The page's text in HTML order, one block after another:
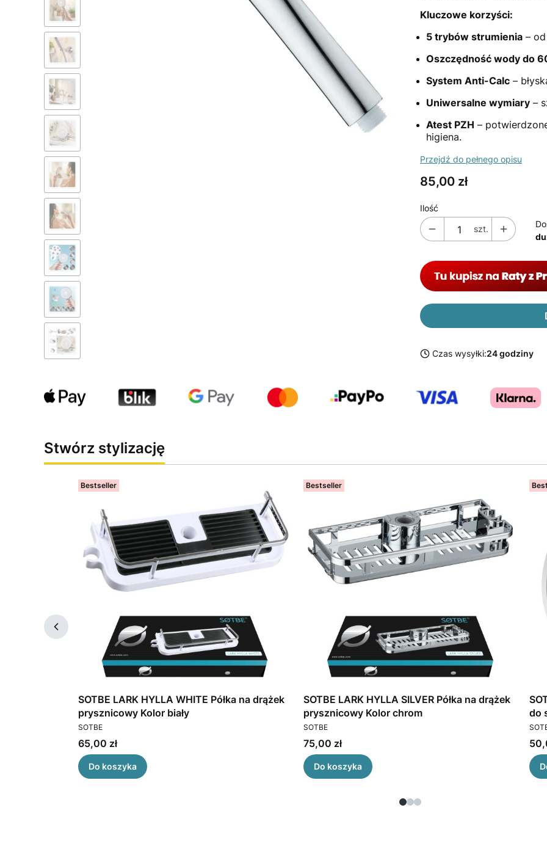
Kluczowe korzyści:
5 trybów strumienia –
Oszczędność wody do
System Anti-Calc –
Uniwersalne wymiary –
Atest PZH –
higiena.
Przejdź do pełnego opisu
Cena
85,00 zł
Ilość
szt.
Czas wysyłki:24 godziny
Stwórz stylizację
Bestseller
SOTBE LARK HYLLA WHITE Półka na drążek
prysznicowy Kolor biały
PRODUCENT
SOTBE
Cena
65,00 zł
Do koszyka
Bestseller
SOTBE LARK HYLLA SILVER Półka na drążek
prysznicowy Kolor chrom
PRODUCENT
SOTBE
Cena
75,00 zł
Do koszyka